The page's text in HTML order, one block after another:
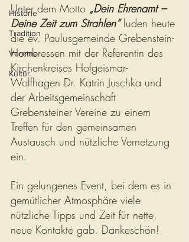
Historie
Tradition
Vereine
Kultur
Unter dem Motto „Dein Ehrenamt –
Deine Zeit zum Strahlen“ luden heute
die ev. Paulusgemeinde Grebenstein-
Hombressen mit der Referentin des
Kirchenkreises Hofgeismar-
Wolfhagen Dr. Katrin Juschka und
der Arbeitsgemeinschaft
Grebensteiner Vereine zu einem
Treffen für den gemeinsamen
Austausch und nützliche Vernetzung
ein.
Ein gelungenes Event, bei dem es in
gemütlicher Atmosphäre viele
nützliche Tipps und Zeit für nette,
neue Kontakte gab. Dankeschön!